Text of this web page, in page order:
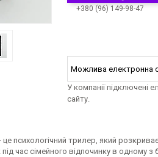
+380 (96) 149-98-47
У компанії підключені
сайту.
це психологічний трилер, який
час сімейного відпочинку в одному